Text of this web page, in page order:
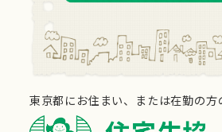
東京都にお住まい、または在勤の方